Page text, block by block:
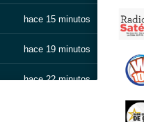
hace 15 minutos
hace 19 minutos
hace 22 minutos